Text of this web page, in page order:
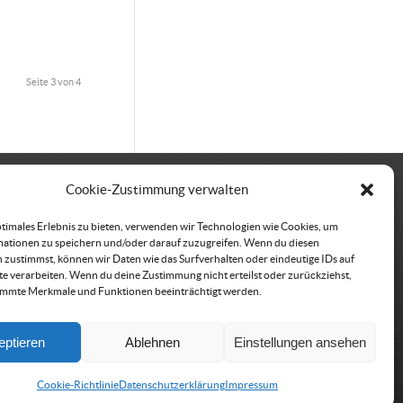
Cookie-Zustimmung verwalten
Erlebnis zu bieten, verwenden wir Technologien wie Cookies, um
zu speichern und/oder darauf zuzugreifen. Wenn du diesen
zustimmst, können wir Daten wie das Surfverhalten oder eindeutige IDs auf
verarbeiten. Wenn du deine Zustimmung nicht erteilst oder zurückziehst,
Merkmale und Funktionen beeinträchtigt werden.
Ablehnen Einstellungen ansehen
Cookie-RichtlinieDatenschutzerklärungImpressum
Seite 3 von 4
der ÖRHB
443
152
Rechnungsadresse
Österreichische
Rettungshundebrigade
1100 Wien